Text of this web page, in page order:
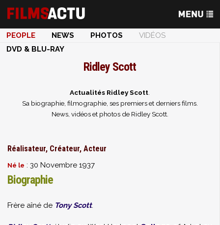
PEOPLE NEWS PHOTOS
VIDÉOS
DVD & BLU-RAY
Ridley Scott
Actualités Ridley Scott
Sa biographie, filmographie, ses premiers et derniers films.
News, vidéos et photos de Ridley Scott.
Réalisateur, Créateur, Acteur
Né le : 30 Novembre 1937
Biographie
Frère aîné de Tony Scott.